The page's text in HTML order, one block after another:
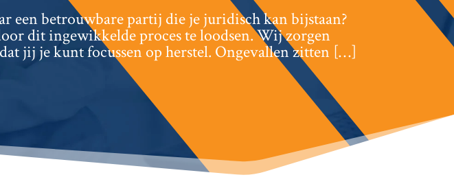
een betrouwbare partij die je juridisch kan bijstaan?
dit ingewikkelde proces te loodsen.​ Wij zorgen
jij je kunt focussen op herstel.​ Ongevallen zitten […]